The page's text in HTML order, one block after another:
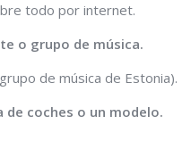
todo por internet.
o grupo de música.
de música de Estonia).
de coches o un modelo.